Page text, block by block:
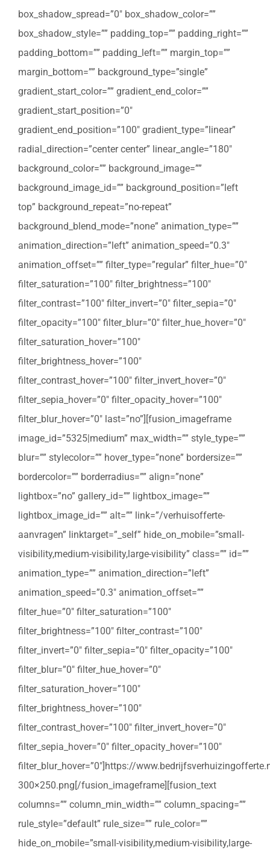
box_shadow_spread=”0″ box_shadow_color=””
box_shadow_style=”” padding_top=”” padding_right=””
padding_bottom=”” padding_left=”” margin_top=””
margin_bottom=”” background_type=”single”
gradient_start_color=”” gradient_end_color=””
gradient_start_position=”0″
gradient_end_position=”100″ gradient_type=”linear”
radial_direction=”center center” linear_angle=”180″
background_color=”” background_image=””
background_image_id=”” background_position=”left
top” background_repeat=”no-repeat”
background_blend_mode=”none” animation_type=””
animation_direction=”left” animation_speed=”0.3″
animation_offset=”” filter_type=”regular” filter_hue=”0″
filter_saturation=”100″ filter_brightness=”100″
filter_contrast=”100″ filter_invert=”0″ filter_sepia=”0″
filter_opacity=”100″ filter_blur=”0″ filter_hue_hover=”0″
filter_saturation_hover=”100″
filter_brightness_hover=”100″
filter_contrast_hover=”100″ filter_invert_hover=”0″
filter_sepia_hover=”0″ filter_opacity_hover=”100″
filter_blur_hover=”0″ last=”no”][fusion_imageframe
image_id=”5325|medium” max_width=”” style_type=””
blur=”” stylecolor=”” hover_type=”none” bordersize=””
bordercolor=”” borderradius=”” align=”none”
lightbox=”no” gallery_id=”” lightbox_image=””
lightbox_image_id=”” alt=”” link=”/verhuisofferte-
aanvragen” linktarget=”_self” hide_on_mobile=”small-
visibility,medium-visibility,large-visibility” class=”” id=””
animation_type=”” animation_direction=”left”
animation_speed=”0.3″ animation_offset=””
filter_hue=”0″ filter_saturation=”100″
filter_brightness=”100″ filter_contrast=”100″
filter_invert=”0″ filter_sepia=”0″ filter_opacity=”100″
filter_blur=”0″ filter_hue_hover=”0″
filter_saturation_hover=”100″
filter_brightness_hover=”100″
filter_contrast_hover=”100″ filter_invert_hover=”0″
filter_sepia_hover=”0″ filter_opacity_hover=”100″
filter_blur_hover=”0″]https://
300×250.png[/fusion_imageframe][fusion_text
columns=”” column_min_width=”” column_spacing=””
rule_style=”default” rule_size=”” rule_color=””
hide_on_mobile=”small-visibility,medium-visibility,large-